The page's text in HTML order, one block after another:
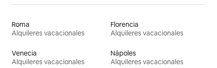
Roma
Alquileres vacacionales
Florencia
Alquileres vacacionales
Venecia
Alquileres vacacionales
Nápoles
Alquileres vacacionales